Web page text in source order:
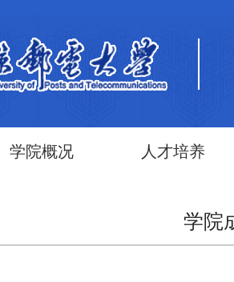
学院概况 人才培养
学院